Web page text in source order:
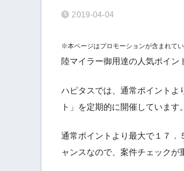
2019-04-04
※本ページはプロモーションが含まれて
陸マイラー御用達の人気ポイン
ハピタスでは、通常ポイントよ
ト」を定期的に開催しています。
通常ポイントより最大で１７．
ャンスなので、案件チェックが